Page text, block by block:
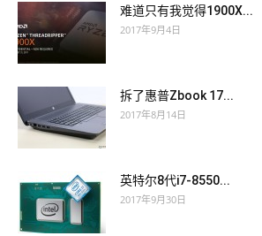
难道只有我觉得1900X...
2017年9月4日
拆了惠普Zbook 17...
2017年8月14日
英特尔8代i7-8550...
2017年9月30日